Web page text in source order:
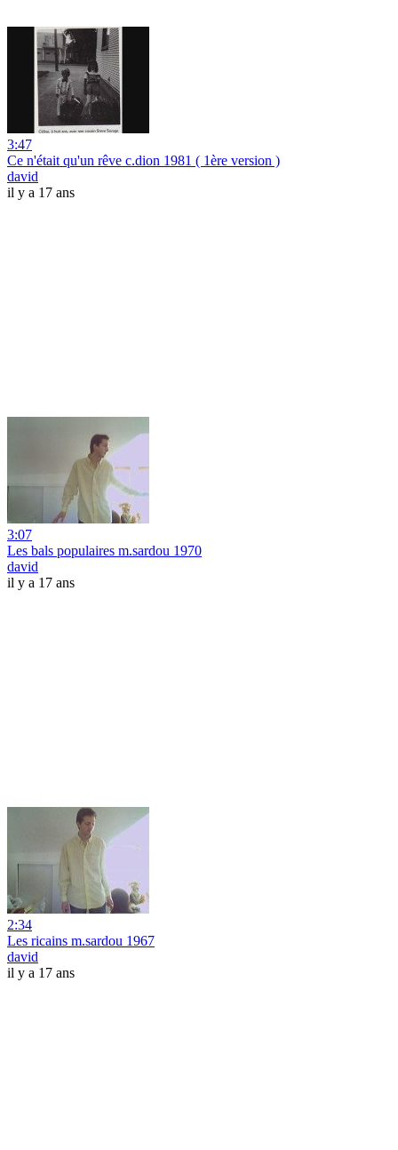
3:47
Ce n'était qu'un rêve c.dion 1981 ( 1ère version )
david
il y a 17 ans
3:07
Les bals populaires m.sardou 1970
david
il y a 17 ans
2:34
Les ricains m.sardou 1967
david
il y a 17 ans